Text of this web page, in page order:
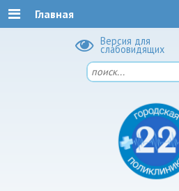
Версия для
слабовидящих
Главная